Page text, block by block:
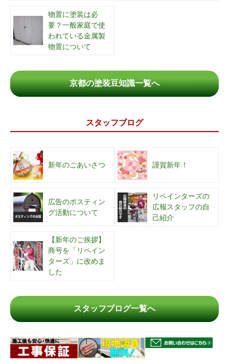
物置に塗装は必
要？一般家庭で使
われている金属製
物置について
京都の塗装豆知識一覧へ
スタッフブログ
新年のごあいさつ 謹賀新年！
広告のポスティン
グ活動について
リペインターズの
広報スタッフの自
己紹介
【新年のご挨拶】
商号を「リペイン
ターズ」に改めま
した
スタッフブログ一覧へ